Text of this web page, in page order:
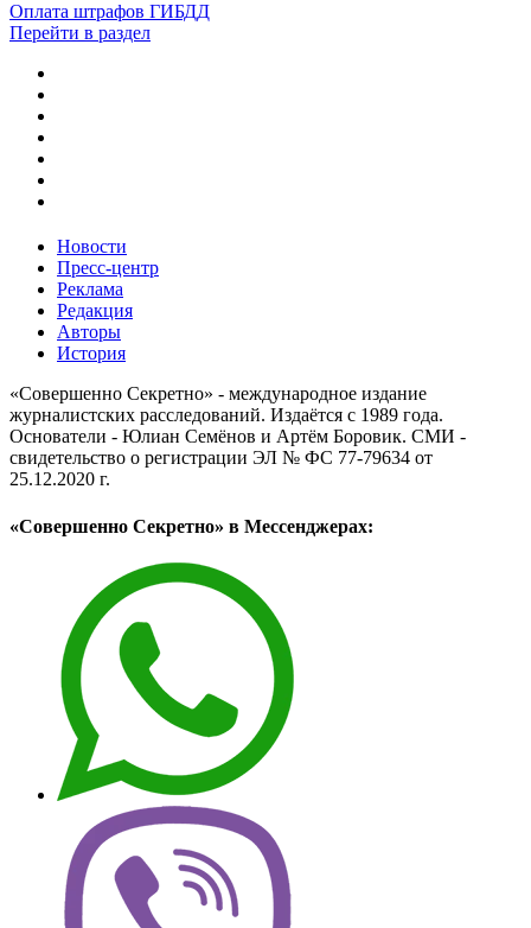
Оплата штрафов ГИБДД
Перейти в раздел
Новости
Пресс-центр
Реклама
Редакция
Авторы
История
«Совершенно Секретно» - международное издание
журналистских расследований. Издаётся с 1989 года.
Основатели - Юлиан Семёнов и Артём Боровик. CМИ -
свидетельство о регистрации ЭЛ № ФС 77-79634 от
25.12.2020 г.
«Совершенно Секретно» в Мессенджерах: